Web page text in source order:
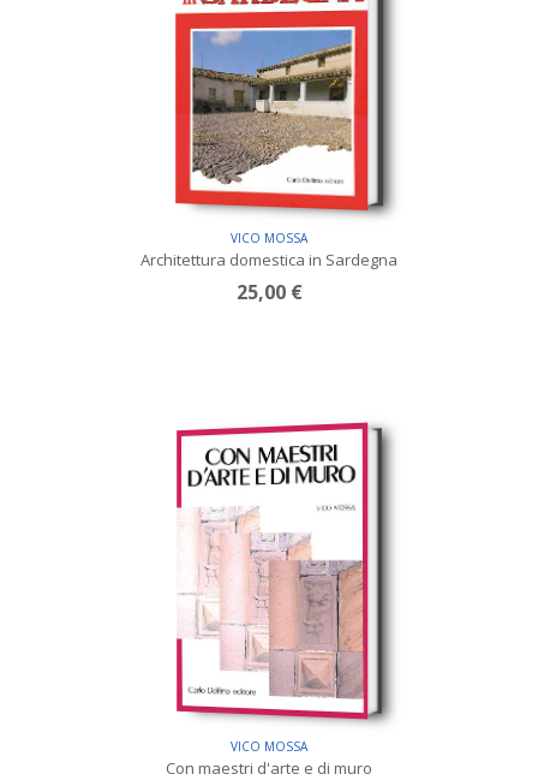
VICO MOSSA
Architettura domestica in Sardegna
25,00 €
VICO MOSSA
Con maestri d'arte e di muro